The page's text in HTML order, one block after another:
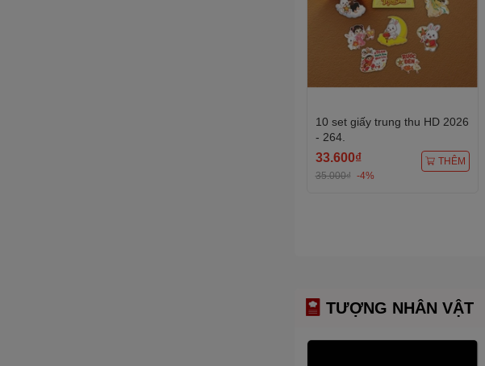
10 set giấy trung thu HD 2026
- 264.
33.600₫
35.000₫ -4%
THÊM
TƯỢNG NHÂN VẬT